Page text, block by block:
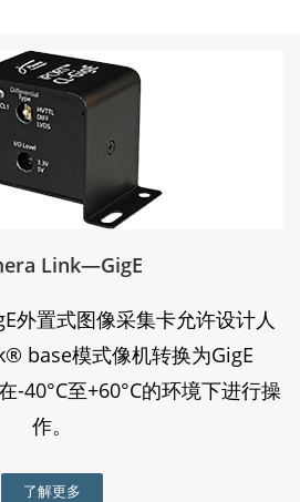
Link—GigE
外置式图像采集卡允许设计人
base模式像机转换为GigE
40°C至+60°C的环境下进行操
作。
了解更多